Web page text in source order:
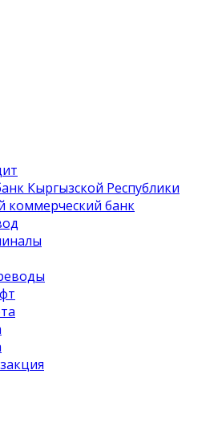
Кыргызской Республики
коммерческий банк